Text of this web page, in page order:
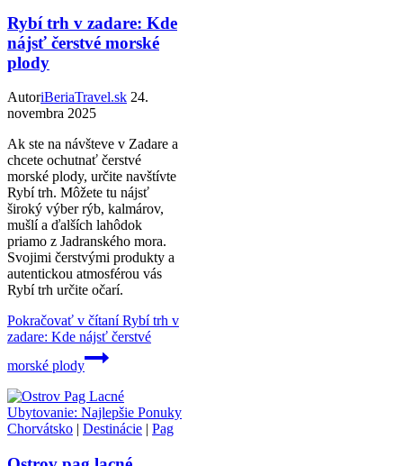
Rybí trh v zadare: Kde
nájsť čerstvé morské
plody
AutoriBeriaTravel.sk 24.
novembra 2025
Ak ste na návšteve v Zadare a
chcete ochutnať čerstvé
morské plody, určite navštívte
Rybí trh. Môžete tu nájsť
široký výber rýb, kalmárov,
mušlí a ďalších lahôdok
priamo z Jadranského mora.
Svojimi čerstvými produkty a
autentickou atmosférou vás
Rybí trh určite očarí.
Pokračovať v čítaníRybí trh v
zadare: Kde nájsť čerstvé
morské plody
Chorvátsko | Destinácie | Pag